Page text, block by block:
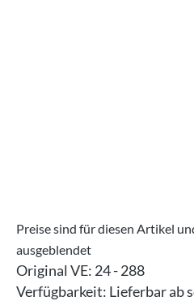
Preise sind für diesen Artikel
ausgeblendet
Original VE: 24 - 288
Verfügbarkeit: Lieferbar ab